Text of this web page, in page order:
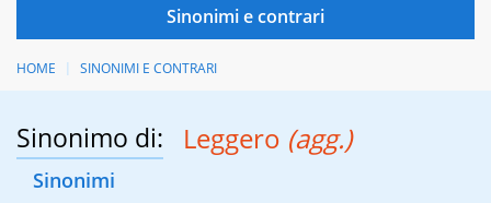
HOME SINONIMI E CONTRARI
Sinonimo di: Leggero (agg.)
Sinonimi